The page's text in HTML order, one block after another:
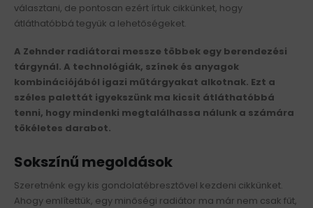
választani, de pontosan ezért írtuk cikkünket, hogy
átláthatóbbá tegyük a lehetőségeket.
A Zehnder radiátorai messze többek egy berendezési
tárgynál. A technológiák, színek és anyagok
kombinációjából igazi műtárgyakat alkotnak. Ezt a
széles palettát igyekszünk ma kicsit átláthatóbbá
tenni, hogy mindenki megtalálhassa nálunk a számára
tökéletes darabot.
Sokszínű megoldások
Szeretnénk egy kis gondolatébresztővel kezdeni cikkünket.
Ahogy említettük, egy minőségi radiátor ma már nem csak fűt,